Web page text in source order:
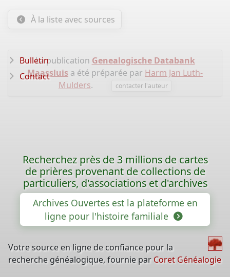
À la liste avec sources
La publication Genealogische Databank
Maassluis a été préparée par Harm Jan Luth-
Mulders. contacter l'auteur
Bulletin
Contact
Recherchez près de 3 millions de cartes
de prières provenant de collections de
particuliers, d'associations et d'archives
Archives Ouvertes est la plateforme en
ligne pour l'histoire familiale
Votre source en ligne de confiance pour la
recherche généalogique, fournie par Coret Généalogie